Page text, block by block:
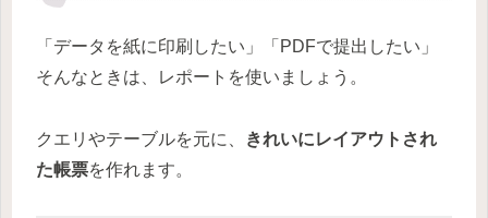
「データを紙に印刷したい」「PDFで提出したい」
そんなときは、レポートを使いましょう。
クエリやテーブルを元に、
きれいにレイアウトされ
た帳票を作れます。